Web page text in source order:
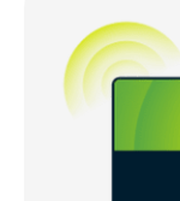
Gratis VPN’s
spelcomputers
Klanten